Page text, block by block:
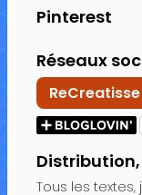
Pinterest
Réseaux
Tous les